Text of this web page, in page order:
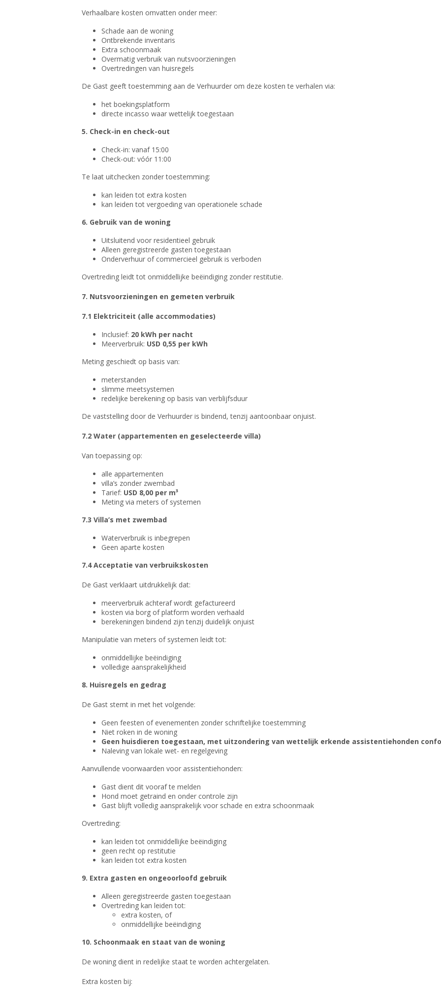
Verhaalbare kosten omvatten onder meer:
Schade aan de woning
Ontbrekende inventaris
Extra schoonmaak
Overmatig verbruik van nutsvoorzieningen
Overtredingen van huisregels
De Gast geeft toestemming aan de Verhuurder om deze kosten te verhalen via:
het boekingsplatform
directe incasso waar wettelijk toegestaan
5. Check-in en check-out
Check-in: vanaf 15:00
Check-out: vóór 11:00
Te laat uitchecken zonder toestemming:
kan leiden tot extra kosten
kan leiden tot vergoeding van operationele schade
6. Gebruik van de woning
Uitsluitend voor residentieel gebruik
Alleen geregistreerde gasten toegestaan
Onderverhuur of commercieel gebruik is verboden
Overtreding leidt tot onmiddellijke beëindiging zonder restitutie.
7. Nutsvoorzieningen en gemeten verbruik
7.1 Elektriciteit (alle accommodaties)
Inclusief: 20 kWh per nacht
Meerverbruik: USD 0,55 per kWh
Meting geschiedt op basis van:
meterstanden
slimme meetsystemen
redelijke berekening op basis van verblijfsduur
De vaststelling door de Verhuurder is bindend, tenzij aantoonbaar onjuist.
7.2 Water (appartementen en geselecteerde villa)
Van toepassing op:
alle appartementen
villa’s zonder zwembad
Tarief: USD 8,00 per m³
Meting via meters of systemen
7.3 Villa’s met zwembad
Waterverbruik is inbegrepen
Geen aparte kosten
7.4 Acceptatie van verbruikskosten
De Gast verklaart uitdrukkelijk dat:
meerverbruik achteraf wordt gefactureerd
kosten via borg of platform worden verhaald
berekeningen bindend zijn tenzij duidelijk onjuist
Manipulatie van meters of systemen leidt tot:
onmiddellijke beëindiging
volledige aansprakelijkheid
8. Huisregels en gedrag
De Gast stemt in met het volgende:
Geen feesten of evenementen zonder schriftelijke toestemming
Niet roken in de woning
Geen huisdieren toegestaan, met uitzondering van wettelijk erkende assistentiehonden
Naleving van lokale wet- en regelgeving
Aanvullende voorwaarden voor assistentiehonden:
Gast dient dit vooraf te melden
Hond moet getraind en onder controle zijn
Gast blijft volledig aansprakelijk voor schade en extra schoonmaak
Overtreding:
kan leiden tot onmiddellijke beëindiging
geen recht op restitutie
kan leiden tot extra kosten
9. Extra gasten en ongeoorloofd gebruik
Alleen geregistreerde gasten toegestaan
Overtreding kan leiden tot:
extra kosten, of
onmiddellijke beëindiging
10. Schoonmaak en staat van de woning
De woning dient in redelijke staat te worden achtergelaten.
Extra kosten bij: